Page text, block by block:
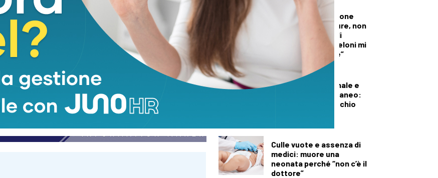
DALLA TOSCANA
Conte in commissione
Covid: “Scavate pure, non
troverete niente di
illecito su di me. Meloni mi
diede del criminale”
DEMOGRAFICA
Pillola, anello vaginale e
impianto sottocutaneo:
l’allerta Aifa sul rischio
Culle vuote e assenza di
medici: muore una
neonata perché “non c’è il
dottore”